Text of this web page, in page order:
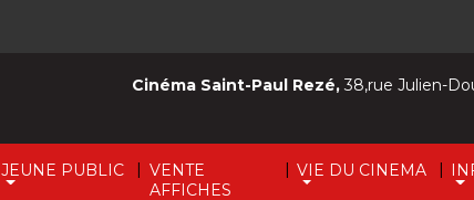
JEUNE PUBLIC | VENTE
AFFICHES
| VIE DU CINEMA |
Cinéma Saint-Paul Rezé,38,rue Julien-